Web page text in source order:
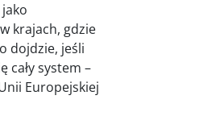
krajach, gdzie
dojdzie, jeśli
cały system –
Europejskiej